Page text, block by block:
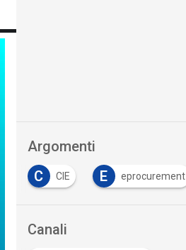
Argomenti
C CIE E eprocurement
Canali